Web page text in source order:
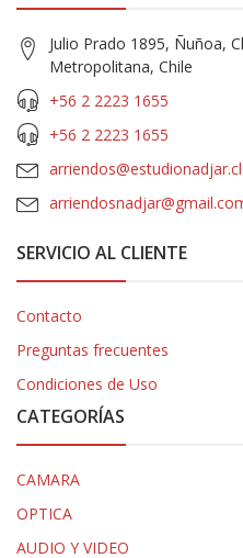
Julio Prado 1895, Ñuñoa,
Metropolitana, Chile
+56 2 2223 1655
+56 2 2223 1655
arriendos@estudionadjar.cl
SERVICIO AL CLIENTE
Contacto
Preguntas frecuentes
Condiciones de Uso
CATEGORÍAS
CAMARA
OPTICA
AUDIO Y VIDEO